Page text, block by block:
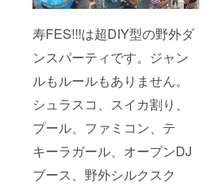
寿FES!!!は超DIY型の野外ダ
ンスパーティです。ジャン
ルもルールもありません。
シュラスコ、スイカ割り、
プール、ファミコン、テ
キーラガール、オープンDJ
ブース、野外シルクスク